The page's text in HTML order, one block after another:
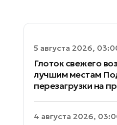
5 августа 2026,
Глоток свежего
лучшим местам
перезагрузки на
4 августа 2026,